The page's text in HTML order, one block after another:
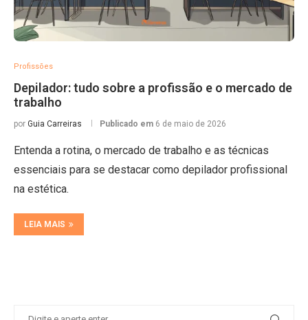
Profissões
Depilador: tudo sobre a profissão e o mercado de
trabalho
por Guia Carreiras Publicado em 6 de maio de 2026
Entenda a rotina, o mercado de trabalho e as técnicas
essenciais para se destacar como depilador profissional
na estética.
LEIA MAIS